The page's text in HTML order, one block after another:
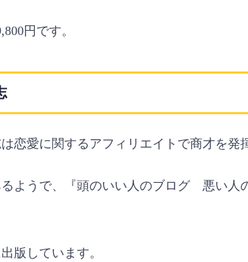
円です。
恋愛に関するアフィリエイトで商才を発
ようで、『頭のいい人のブログ 悪い人
版しています。